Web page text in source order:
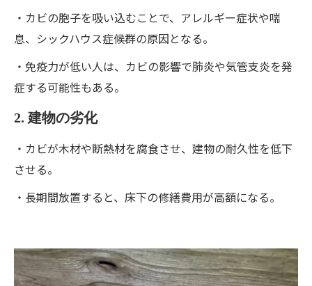
・カビの胞子を吸い込むことで、アレルギー症状や喘
息、シックハウス症候群の原因となる。
・免疫力が低い人は、カビの影響で肺炎や気管支炎を発
症する可能性もある。
2. 建物の劣化
・カビが木材や断熱材を腐食させ、建物の耐久性を低下
させる。
・長期間放置すると、床下の修繕費用が高額になる。